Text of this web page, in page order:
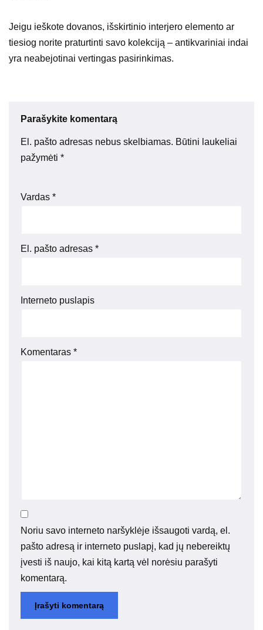
Jeigu ieškote dovanos, išskirtinio interjero elemento ar
tiesiog norite praturtinti savo kolekciją – antikvariniai indai
yra neabejotinai vertingas pasirinkimas.
Parašykite komentarą
El. pašto adresas nebus skelbiamas. Būtini laukeliai
pažymėti *
Vardas *
El. pašto adresas *
Interneto puslapis
Komentaras *
Noriu savo interneto naršyklėje išsaugoti vardą, el.
pašto adresą ir interneto puslapį, kad jų nebereiktų
įvesti iš naujo, kai kitą kartą vėl norėsiu parašyti
komentarą.